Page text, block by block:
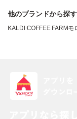
他のブランドから探す
KALDI COFFEE FARM モ